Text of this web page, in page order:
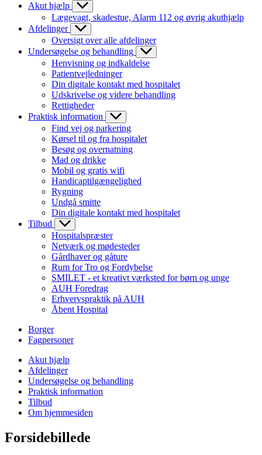
Akut hjælp
Lægevagt, skadestue, Alarm 112 og øvrig akuthjælp
Afdelinger
Oversigt over alle afdelinger
Undersøgelse og behandling
Henvisning og indkaldelse
Patientvejledninger
Din digitale kontakt med hospitalet
Udskrivelse og videre behandling
Rettigheder
Praktisk information
Find vej og parkering
Kørsel til og fra hospitalet
Besøg og overnatning
Mad og drikke
Mobil og gratis wifi
Handicaptilgængelighed
Rygning
Undgå smitte
Din digitale kontakt med hospitalet
Tilbud
Hospitalspræster
Netværk og mødesteder
Gårdhaver og gåture
Rum for Tro og Fordybelse
SMILET - et kreativt værksted for børn og unge
AUH Foredrag
Erhvervspraktik på AUH
Åbent Hospital
Borger
Fagpersoner
Akut hjælp
Afdelinger
Undersøgelse og behandling
Praktisk information
Tilbud
Om hjemmesiden
Forsidebillede